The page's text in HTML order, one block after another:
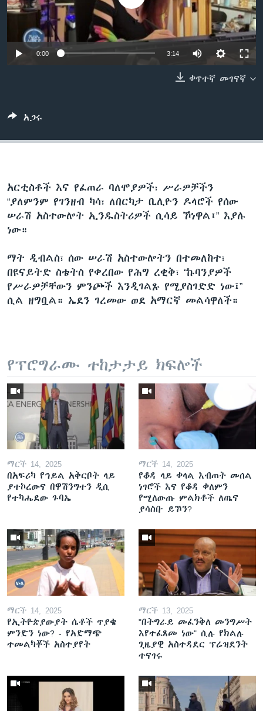
ቋንቋዎች
0:00 3:14
ቀጥተኛ መገናኛ
አጋሩ
አርቲስቶች እና የፈጠራ ባለሞያዎች፣ ሥራዎቻችን
“ያለምንም የገንዘብ ካሳ፣ ለበርካታ ቢሊዮን ዶላሮች የሰው
ሠራሽ አስተውሎት ኢንዱስትሪዎች ሲሳይ ኾነዋል፤” እያሉ
ነው።
ማት ዲብልስ፣ ሰው ሠራሽ አስተውሎትን በተመለከተ፣
በዩናይትድ ስቴትስ የቀረበው የሕግ ረቂቅ፣ “ኩባንያዎች
የሥራዎቻቸውን ምንጮች እንዲገልጹ የሚያስገድድ ነው፤”
ሲል ዘግቧል። ኤደን ገረመው ወደ አማርኛ መልሳዋለች።
የፕሮግራሙ ተከታታይ ክፍሎች
ማርች 14, 2025
በአፍሪካ የኅይል አቅርቦት ላይ
ያተኮረውና በዋሽንግተን ዲሲ
የተካሔደው ጉባኤ
ማርች 14, 2025
የቆዳ ላይ ቀላል እብጠት መሰል
ነገሮች እና የቆዳ ቀለምን
የሚለውጡ ምልክቶች ለጤና
ያሳስቡ ይኾን?
ማርች 14, 2025
የኢትዮጵያውያት ሴቶች ጥያቄ
ምንድን ነው? - የአድማጭ
ተመልካቾች አስተያየት
ማርች 13, 2025
"በትግራይ መፈንቅለ መንግሥት
እየተፈጸመ ነው" ሲሉ የክልሉ
ጊዜያዊ አስተዳደር ፕሬዝደንት
ተናገሩ